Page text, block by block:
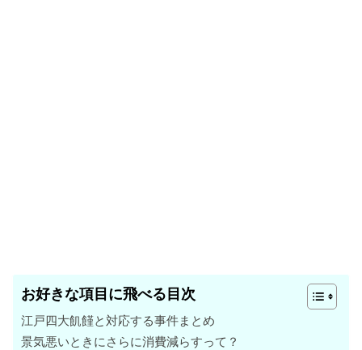
お好きな項目に飛べる目次
江戸四大飢饉と対応する事件まとめ
景気悪いときにさらに消費減らすって？